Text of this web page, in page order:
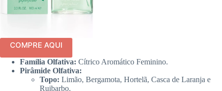
COMPRE AQUI
Família Olfativa: Cítrico Aromático Feminino.
Pirâmide Olfativa:
Topo: Limão, Bergamota, Hortelã, Casca de Laranja e
Ruibarbo.